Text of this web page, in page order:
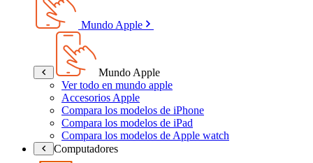
Mundo Apple
Mundo Apple
Ver todo en mundo apple
Accesorios Apple
Compara los modelos de iPhone
Compara los modelos de iPad
Compara los modelos de Apple watch
Computadores